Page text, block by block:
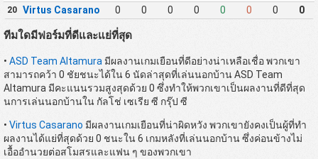
20 Virtus Casarano 0 0 0 0 0 0 0 0
ทีมใดมีฟอร์มที่ดีและแย่ที่สุด
• ASD Team Altamuraมีผลงานเกมเยือนที่ดีอย่างน่าเหลือเชื่อ พวกเขา
สามารถคว้า 0 ชัยชนะได้ใน 6 นัดล่าสุดที่เล่นนอกบ้าน ASD Team
Altamura มีคะแนนรวมสูงสุดด้วย 0 ซึ่งทำให้พวกเขาเป็นผลงานที่ดีที่สุด
นการเล่นนอกบ้านใน กัลโช่ เซเรีย ซี กรุ๊ป ซี
• Virtus Casarano มีผลงานเกมเยือนที่น่าผิดหวัง พวกเขายังคงเป็นผู้ที่ทำ
ผลงานได้แย่ที่สุดด้วย 0 ชนะใน 6 เกมหลังที่เล่นนอกบ้าน ซึ่งค่อนข้างไม่
เอื้ออำนวยต่อสโมสรและแฟน ๆ ของพวกเขา